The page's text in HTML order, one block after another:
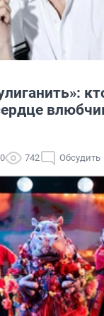
742 Обсудить